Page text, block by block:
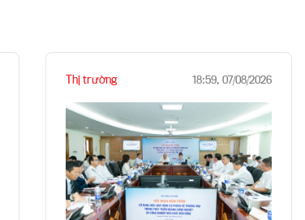
Thị trường 18:59, 07/08/2026